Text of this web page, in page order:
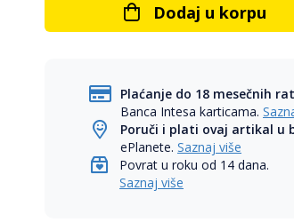
Dodaj u korpu
Plaćanje do 18 mesečnih
Banca Intesa karticama.
Poruči i plati ovaj artikal u
ePlanete.Saznaj više
Povrat u roku od 14 dana.
Saznaj više